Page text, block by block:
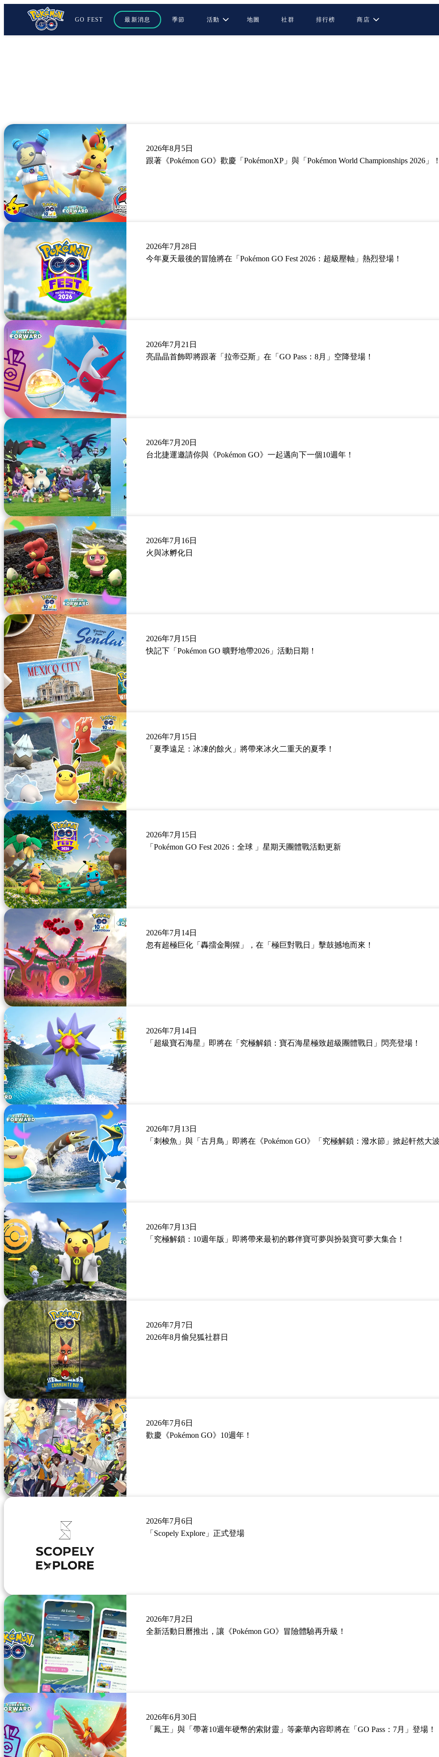
GO FEST 最新消息 季節 活動 地圖 社群 排行榜 商店
2026年8月5日
跟著《Pokémon GO》歡慶「PokémonXP」與「Pokémon World Championships 2026」
2026年7月28日
今年夏天最後的冒險將在「Pokémon GO Fest 2026：超級壓軸」熱烈登場！
2026年7月21日
亮晶晶首飾即將跟著「拉帝亞斯」在「GO Pass：8月」空降登場！
2026年7月20日
台北捷運邀請你與《Pokémon GO》一起邁向下一個10週年！
2026年7月16日
火與冰孵化日
2026年7月15日
快記下「Pokémon GO 曠野地帶2026」活動日期！
2026年7月15日
「夏季遠足：冰凍的餘火」將帶來冰火二重天的夏季！
2026年7月15日
「Pokémon GO Fest 2026：全球 」星期天團體戰活動更新
2026年7月14日
忽有超極巨化「轟擂金剛猩」，在「極巨對戰日」擊鼓撼地而來！
2026年7月14日
「超級寶石海星」即將在「究極解鎖：寶石海星極致超級團體戰日」閃亮登場！
2026年7月13日
「刺梭魚」與「古月鳥」即將在《Pokémon GO》「究極解鎖：潑水節」掀起軒然大
2026年7月13日
「究極解鎖：10週年版」即將帶來最初的夥伴寶可夢與扮裝寶可夢大集合！
2026年7月7日
2026年8月偷兒狐社群日
2026年7月6日
歡慶《Pokémon GO》10週年！
2026年7月6日
「Scopely Explore」正式登場
2026年7月2日
全新活動日曆推出，讓《Pokémon GO》冒險體驗再升級！
2026年6月30日
「鳳王」與「帶著10週年硬幣的索財靈」等豪華內容即將在「GO Pass：7月」登場！